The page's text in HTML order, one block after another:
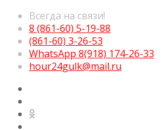
Всегда на связи!
8 (861-60) 5-19-88
(861-60) 3-26-53
WhatsApp 8(918) 174-26-33
hour24gulk@mail.ru